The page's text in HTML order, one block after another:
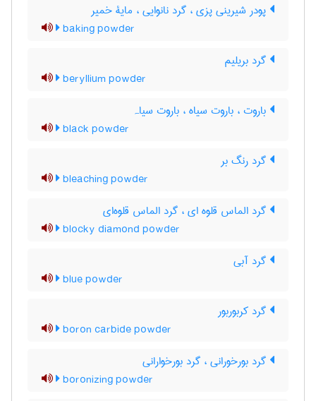
پودر شیرینی پزی ، گرد نانوایی ، مایۀ خمیر
baking powder
گرد بریلیم
beryllium powder
باروت ، باروت سیاه ، باروت سیاہ
black powder
گرد رنگ بر
bleaching powder
گرد الماس قلوه ای ، گرد الماس قلوه‌ای
blocky diamond powder
گرد آبی
blue powder
گرد کربوربور
boron carbide powder
گرد بورخورانی ، گرد بورخوارانی
boronizing powder